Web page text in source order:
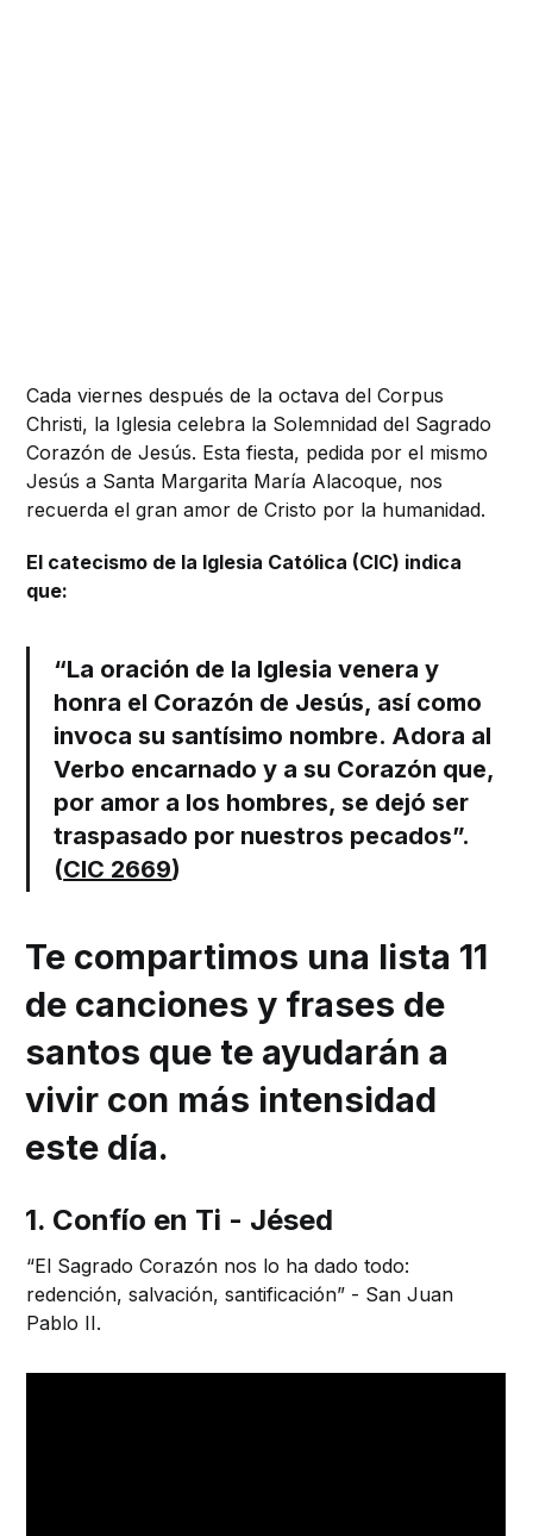
Cada viernes después de la octava del Corpus
Christi, la Iglesia celebra la Solemnidad del Sagrado
Corazón de Jesús. Esta fiesta, pedida por el mismo
Jesús a Santa Margarita María Alacoque, nos
recuerda el gran amor de Cristo por la humanidad.
El catecismo de la Iglesia Católica (CIC) indica
que:
“La oración de la Iglesia venera y
honra el Corazón de Jesús, así como
invoca su santísimo nombre. Adora al
Verbo encarnado y a su Corazón que,
por amor a los hombres, se dejó ser
traspasado por nuestros pecados”.
(CIC 2669)
Te compartimos una lista 11
de canciones y frases de
santos que te ayudarán a
vivir con más intensidad
este día.
1. Confío en Ti - Jésed
“El Sagrado Corazón nos lo ha dado todo:
redención, salvación, santificación” - San Juan
Pablo II.